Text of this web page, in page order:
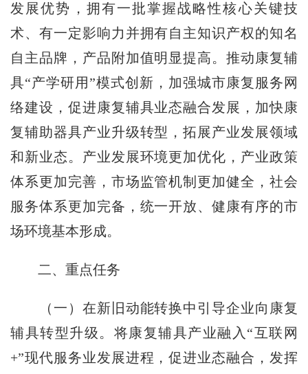
发展优势，拥有一批掌握战略性核心关键技
术、有一定影响力并拥有自主知识产权的知名
自主品牌，产品附加值明显提高。推动康复辅
具“产学研用”模式创新，加强城市康复服务网
络建设，促进康复辅具业态融合发展，加快康
复辅助器具产业升级转型，拓展产业发展领域
和新业态。产业发展环境更加优化，产业政策
体系更加完善，市场监管机制更加健全，社会
服务体系更加完备，统一开放、健康有序的市
场环境基本形成。
二、重点任务
（一）在新旧动能转换中引导企业向康复
辅具转型升级。将康复辅具产业融入“互联网
+”现代服务业发展进程，促进业态融合，发挥